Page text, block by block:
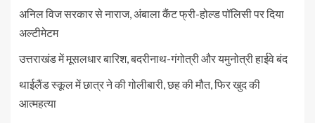
अनिल विज सरकार से नाराज, अंबाला कैंट फ्री-होल्ड पॉलिसी पर दिया
अल्टीमेटम
उत्तराखंड में मूसलधार बारिश, बदरीनाथ-गंगोत्री और यमुनोत्री हाईवे बंद
थाईलैंड स्कूल में छात्र ने की गोलीबारी, छह की मौत, फिर खुद की
आत्महत्या